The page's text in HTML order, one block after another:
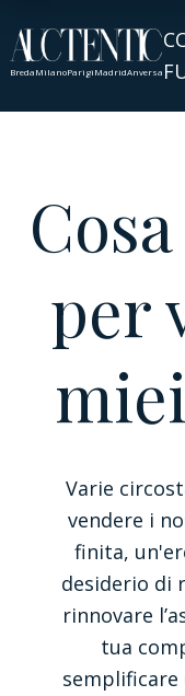
BredaMilanoParigiMadridAnversa
per
Varie
vendere i
finita,
desiderio di
rinnovare
tua